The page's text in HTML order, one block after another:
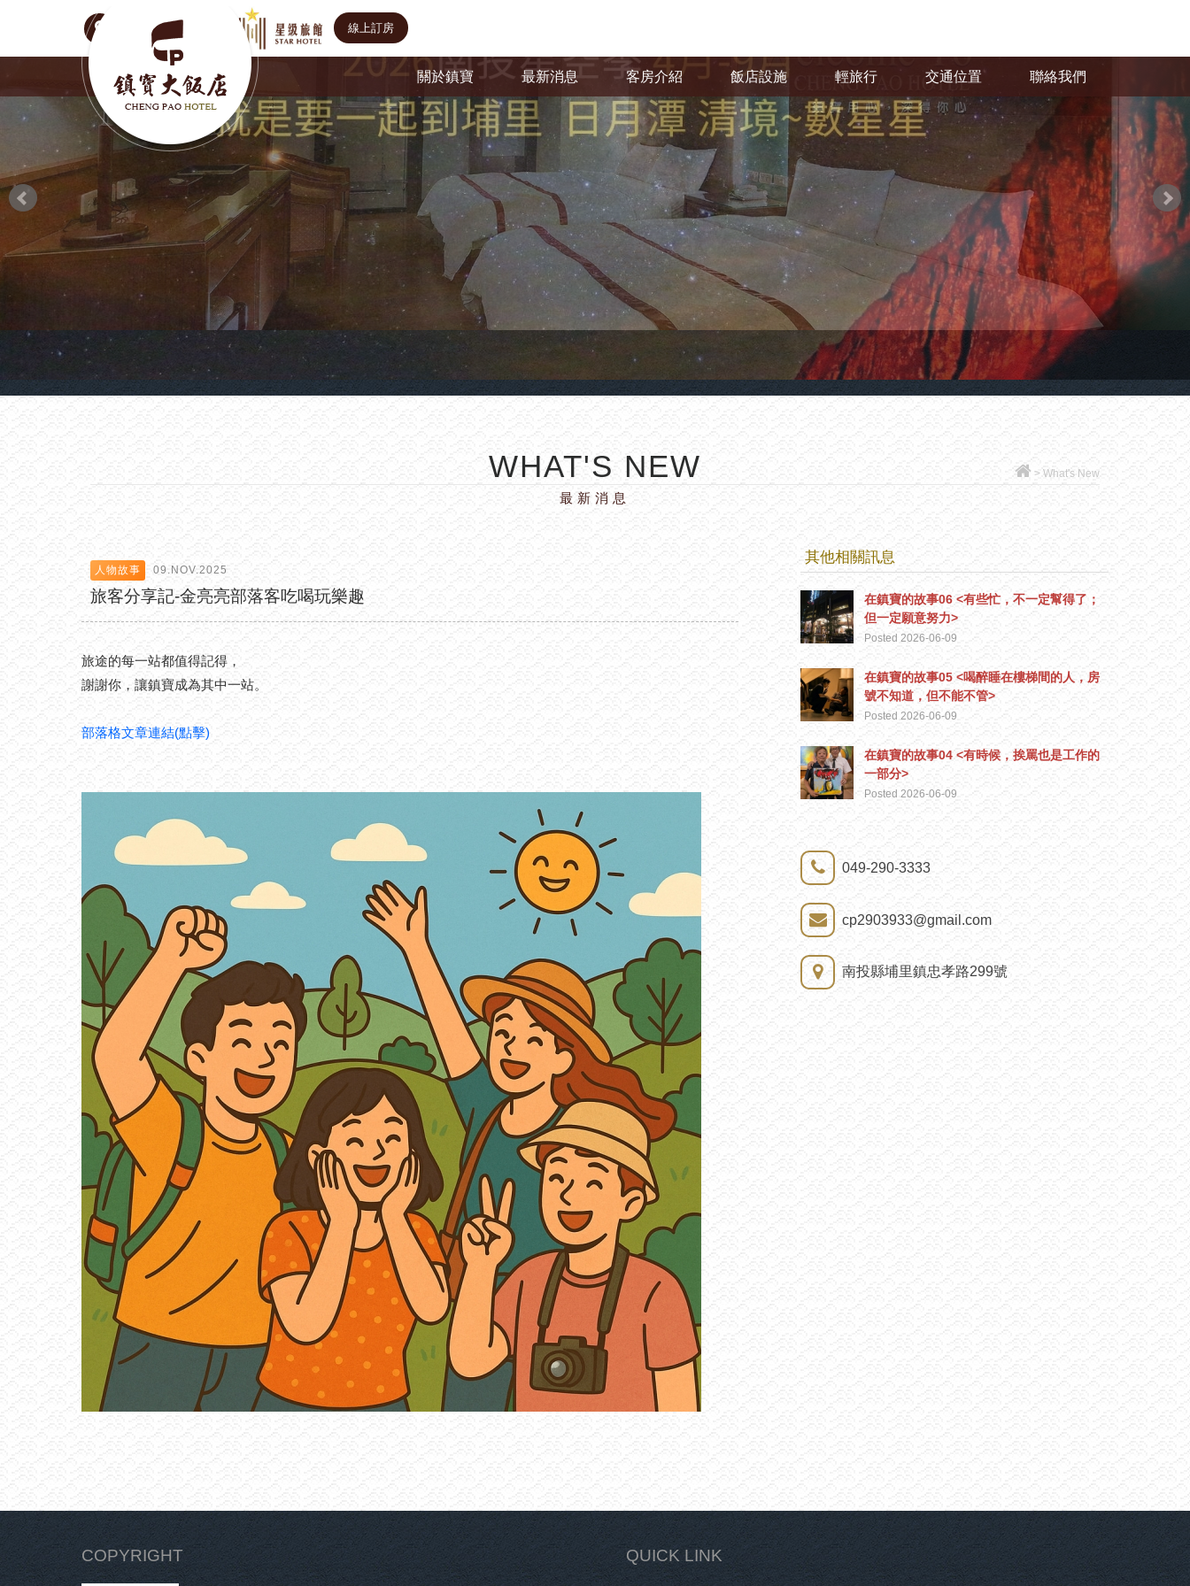
Select Language 線上訂房
關於鎮寶 最新消息 客房介紹 飯店設施 輕旅行 交通位置 聯絡我們
WHAT'S NEW
最新消息
> What's New
人物故事 09.NOV.2025
旅客分享記-金亮亮部落客吃喝玩樂趣
旅途的每一站都值得記得，
謝謝你，讓鎮寶成為其中一站。
部落格文章連結(點擊)
其他相關訊息
在鎮寶的故事06 <有些忙，不一定幫得了；
但一定願意努力>
Posted 2026-06-09
在鎮寶的故事05 <喝醉睡在樓梯間的人，房
號不知道，但不能不管>
Posted 2026-06-09
在鎮寶的故事04 <有時候，挨罵也是工作的
一部分>
Posted 2026-06-09
049-290-3333
cp2903933@gmail.com
南投縣埔里鎮忠孝路299號
COPYRIGHT QUICK LINK